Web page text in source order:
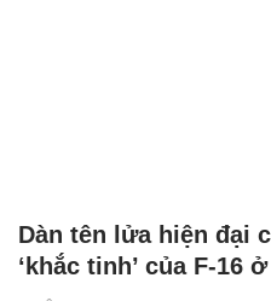
Dàn tên lửa hiện đại
‘khắc tinh’ của F-16